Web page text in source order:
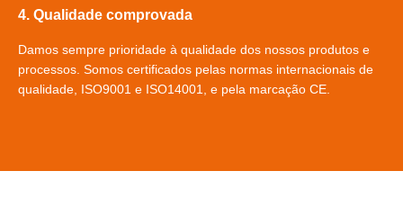
4. Qualidade comprovada
Damos sempre prioridade à qualidade dos nossos produtos e
processos. Somos certificados pelas normas internacionais de
qualidade, ISO9001 e ISO14001, e pela marcação CE.